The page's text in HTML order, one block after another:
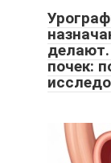
делают.
почек: